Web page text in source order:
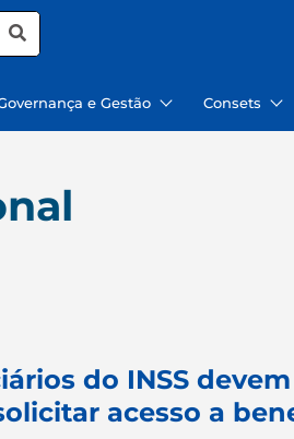
e Gestão Consets
do INSS
acesso a